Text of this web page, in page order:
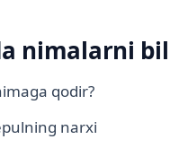
nimalarni
qodir?
narxi